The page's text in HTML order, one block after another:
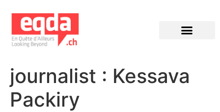
journalist : Kessava
Packiry